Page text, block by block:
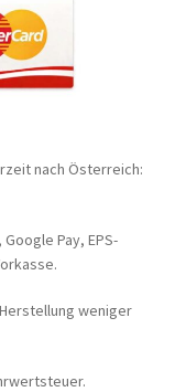
nach Österreich:
Pay, EPS-
weniger